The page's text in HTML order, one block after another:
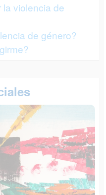
violencia de
de género?